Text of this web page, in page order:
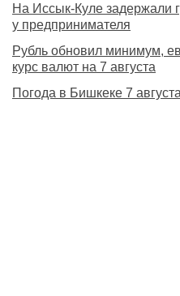
На Иссык-Куле задержали
у предпринимателя
Рубль обновил минимум,
курс валют на 7 августа
Погода в Бишкеке 7 августа